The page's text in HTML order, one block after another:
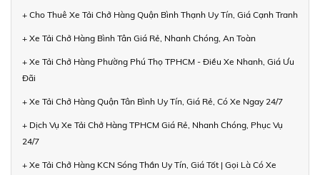
+ Cho Thuê Xe Tải Chở Hàng Quận Bình Thạnh Uy Tín, Giá Cạnh Tranh
+ Xe Tải Chở Hàng Bình Tân Giá Rẻ, Nhanh Chóng, An Toàn
+ Xe Tải Chở Hàng Phường Phú Thọ TPHCM - Điều Xe Nhanh, Giá Ưu
Đãi
+ Xe Tải Chở Hàng Quận Tân Bình Uy Tín, Giá Rẻ, Có Xe Ngay 24/7
+ Dịch Vụ Xe Tải Chở Hàng TPHCM Giá Rẻ, Nhanh Chóng, Phục Vụ
24/7
+ Xe Tải Chở Hàng KCN Sóng Thần Uy Tín, Giá Tốt | Gọi Là Có Xe